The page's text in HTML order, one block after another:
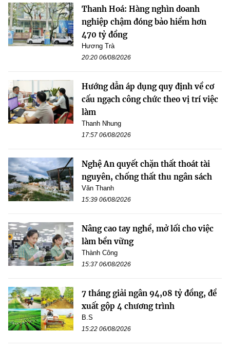
Thanh Hoá: Hàng nghìn doanh
nghiệp chậm đóng bảo hiểm hơn
470 tỷ đồng
Hương Trà
20:20 06/08/2026
Hướng dẫn áp dụng quy định về cơ
cấu ngạch công chức theo vị trí việc
làm
Thanh Nhung
17:57 06/08/2026
Nghệ An quyết chặn thất thoát tài
nguyên, chống thất thu ngân sách
Văn Thanh
15:39 06/08/2026
Nâng cao tay nghề, mở lối cho việc
làm bền vững
Thành Công
15:37 06/08/2026
7 tháng giải ngân 94,08 tỷ đồng, đề
xuất gộp 4 chương trình
B.S
15:22 06/08/2026